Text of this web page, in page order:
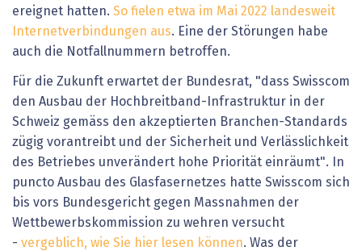
ereignet hatten. So fielen etwa im Mai 2022 landesweit
Internetverbindungen aus. Eine der Störungen habe
auch die Notfallnummern betroffen.
Für die Zukunft erwartet der Bundesrat, "dass Swisscom
den Ausbau der Hochbreitband-Infrastruktur in der
Schweiz gemäss den akzeptierten Branchen-Standards
zügig vorantreibt und der Sicherheit und Verlässlichkeit
des Betriebes unverändert hohe Priorität einräumt". In
puncto Ausbau des Glasfasernetzes hatte Swisscom sich
bis vors Bundesgericht gegen Massnahmen der
Wettbewerbskommission zu wehren versucht
- vergeblich, wie Sie hier lesen können. Was der